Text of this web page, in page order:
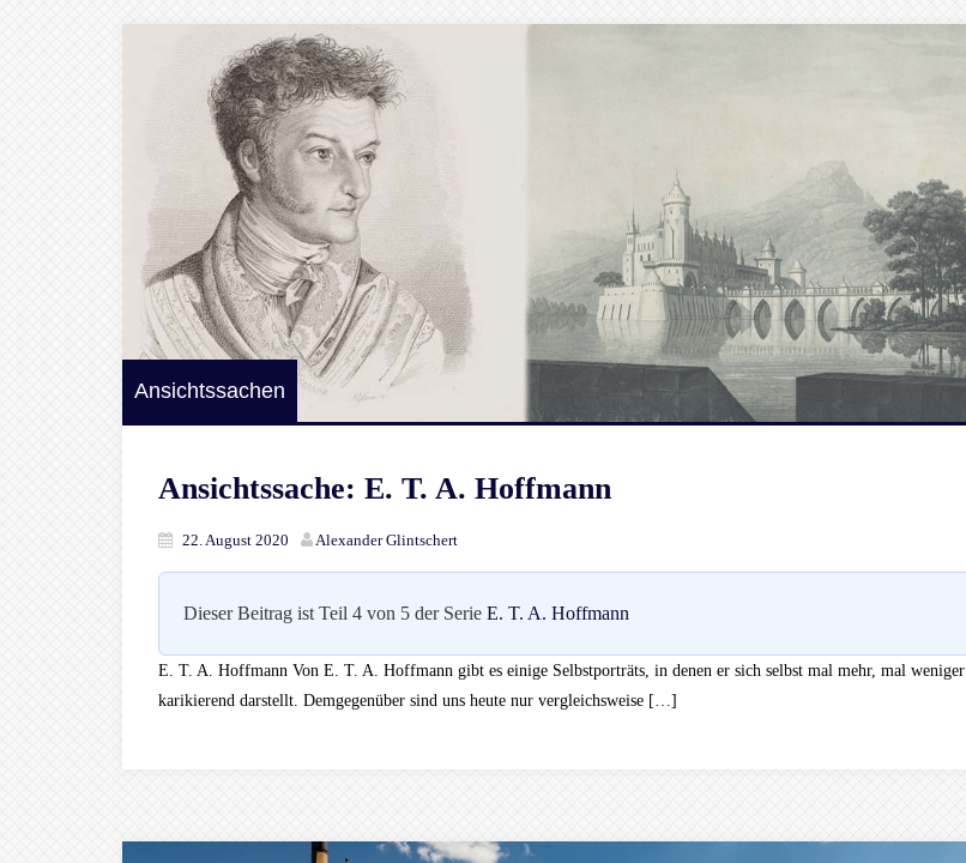
Ansichtssachen
Ansichtssache: E. T. A. Hoffmann
22. August 2020 Alexander Glintschert
Dieser Beitrag ist Teil 4 von 5 der Serie E. T. A. Hoffmann
E. T. A. Hoffmann Von E. T. A. Hoffmann gibt es einige Selbstporträts, in denen er sich selbst mal mehr, mal weniger
karikierend darstellt. Demgegenüber sind uns heute nur vergleichsweise […]